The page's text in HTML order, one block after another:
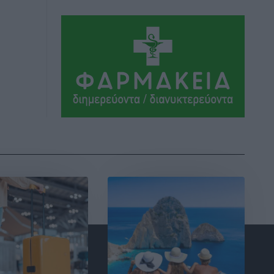
επιβάτες αναχωρούν από Πειραιά,
Ραφήνα και Λαύριο
πριν 15 ώρες
Τι αλλάζει το χωροταξικό στις
τουριστικές επενδύσεις
Περιφέρειες για μέτρα βιοασφάλειας
Τοπικές Ειδήσεις πριν 15 ώρες
Ποιοι φοιτητές μπορούν να λάβουν
ενίσχυση για στέγη έως 2.500 ευρώ
Ειδήσεις πριν 15 ώρες